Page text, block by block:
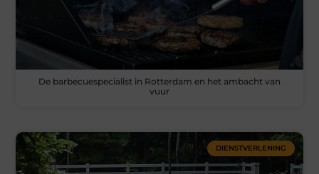
De barbecuespecialist in Rotterdam en het ambacht van
vuur
DIENSTVERLENING